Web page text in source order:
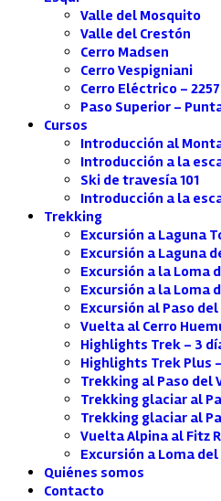
Valle del Mosquito
Valle del Crestón
Cerro Madsen
Cerro Vespigniani
Cerro Eléctrico –
Paso Superior –
Cursos
Introducción al
Introducción a la
Ski de travesía 101
Introducción a la
Trekking
Excursión a Laguna
Excursión a Laguna
Excursión a la Loma
Excursión a la Loma
Excursión al Paso
Vuelta al Cerro
Highlights Trek – 3
Highlights Trek Plus
Trekking al Paso del
Trekking glaciar al
Trekking glaciar al
Vuelta Alpina al Fitz
Excursión a Loma
Quiénes somos
Contacto